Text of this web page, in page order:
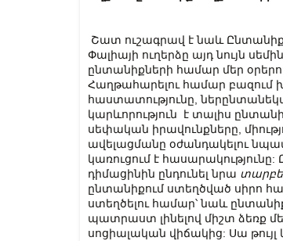
Շատ ուշագրավ է նաև
Փալիայի ուղերձը այդ նույն
ընտանիքների համար մեր
Հաղթահարելու համար բազում
հաստատությունը,
կարևորություն է տալիս
սեփական իրավունքները,
ավելացմանը օժանդակելու
կառուցում է
դիմացինին ընդունել նրա
ընտանիքում ստեղծված սիրո
ստեղծելու համար՝ նաև
պատրաստ լինելով միշտ ձեռք
սոցիալական վիճակից: Սա